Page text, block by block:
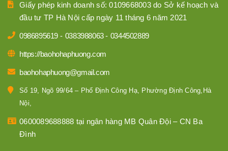
Giấy phép kinh doanh số: 0109668003 do Sở kế hoạch và
đầu tư TP Hà Nội cấp ngày 11 tháng 6 năm 2021
0986895619 - 0383988063- 0344502889
https://baohohaphuong.com
baohohaphuong@gmail.com
Số 19, Ngõ 99/64 – Phố Định Công Hạ, Phường Định Công,Hà
Nội,
0600089688888 tại ngân hàng MB Quân Đội – CN Ba
Đình